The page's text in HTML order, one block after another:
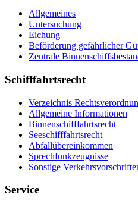
All­ge­mei­nes
Un­ter­su­chung
Ei­chung
Be­för­de­rung ge­fähr­li­cher
Zen­tra­le
Schifffahrtsrecht
Ver­zeich­nis
All­ge­mei­ne In­for­ma­tio­nen
Bin­nen­schiff­fahrts­recht
See­schiff­fahrts­recht
Ab­fall­über­ein­kom­men
Sprech­funk­zeug­nis­se
Sons­ti­ge
Service